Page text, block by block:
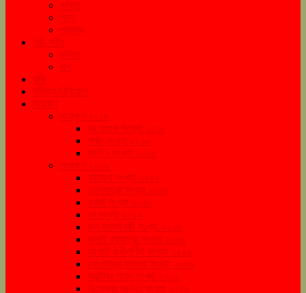
কবিতা
গদ্য
প্রবন্ধ
কচি-কাঁচা
কবিতা
গল্প
কৃষি
বানিজ্য/বিনিয়োগ
সংরক্ষণ
সংরক্ষণ ২০১৮
রথ যাত্রা সংখ্যা ২০১৮
শারদ সংখ্যা ২০১৮
বড়দিন সংখ্যা ২০১৮
সংরক্ষণ ২০১৯
বইমেলা সংখ্যা ২০১৯
দোলযাত্রা সংখ্যা ২০১৯
নববর্ষ সংখ্যা ২০১৯
মে সংখ্যা ২০১৯
জুন জামাইষষ্ঠী সংখ্যা ২০১৯
জুলাই রথযাত্রা সংখ্যা ২০১৯
আগস্ট রাখীপূর্ণিমা সংখ্যা ২০১৯
সেপ্টেম্বর মহালয়া সংখ্যা ২০১৯
অক্টোবর শারদ সংখ্যা ২০১৯
ডিসেম্বর বড়দিন সংখ্যা ২০১৯